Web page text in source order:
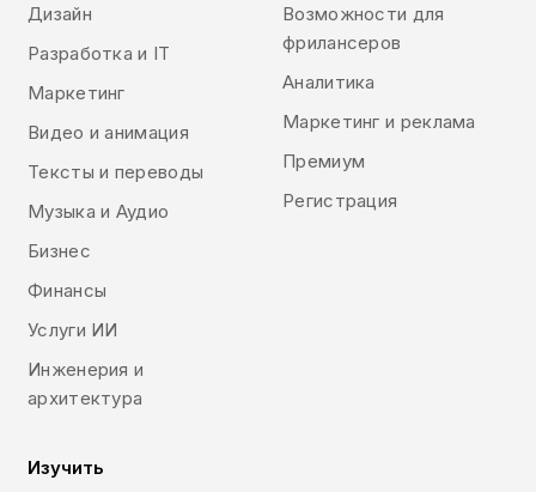
Дизайн
Разработка и IT
Маркетинг
Видео и анимация
Тексты и переводы
Музыка и Аудио
Бизнес
Финансы
Услуги ИИ
Инженерия и
архитектура
Возможности для
фрилансеров
Аналитика
Маркетинг и реклама
Премиум
Регистрация
Изучить